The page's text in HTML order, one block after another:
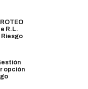
R.L.
Riesgo
opción